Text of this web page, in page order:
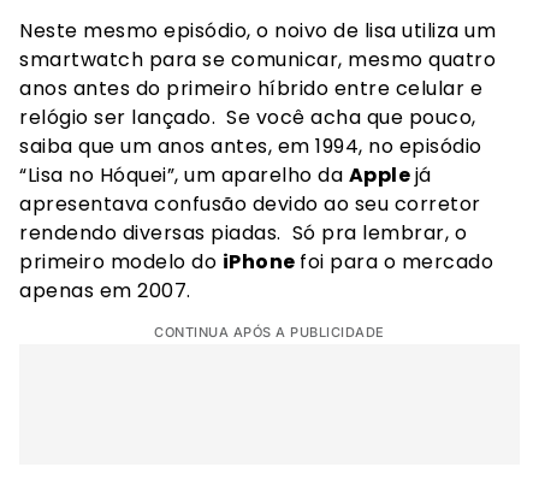
Neste mesmo episódio, o noivo de lisa utiliza um
smartwatch para se comunicar, mesmo quatro
anos antes do primeiro híbrido entre celular e
relógio ser lançado. Se você acha que pouco,
saiba que um anos antes, em 1994, no episódio
“Lisa no Hóquei”, um aparelho da Applejá
apresentava confusão devido ao seu corretor
rendendo diversas piadas. Só pra lembrar, o
primeiro modelo do iPhone foi para o mercado
apenas em 2007.
CONTINUA APÓS A PUBLICIDADE